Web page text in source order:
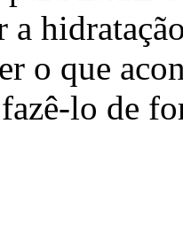
a
o que
lo de